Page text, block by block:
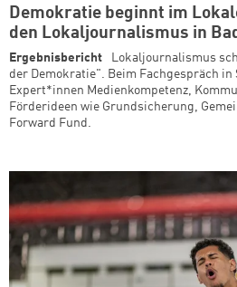
Demokratie beginnt im
den Lokaljournalismus in
Ergebnisbericht
Lokaljournalismus
der Demokratie". Beim Fachgespräch
Expert*innen Medienkompetenz,
Förderideen wie Grundsicherung,
Forward Fund.